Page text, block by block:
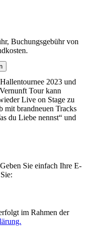
Buchungsgebühr von
2023 und
Tour kann
Live on Stage zu
mit brandneuen Tracks
du Liebe nennst“ und
Sie einfach Ihre E-
im Rahmen der